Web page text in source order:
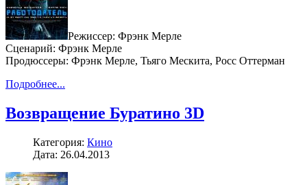
Режиссер: Фрэнк Мерле
Сценарий: Фрэнк Мерле
Продюссеры: Фрэнк Мерле, Тьяго Мескита, Росс Оттерман
Подробнее...
Возвращение Буратино 3D
Категория: Кино
Дата: 26.04.2013